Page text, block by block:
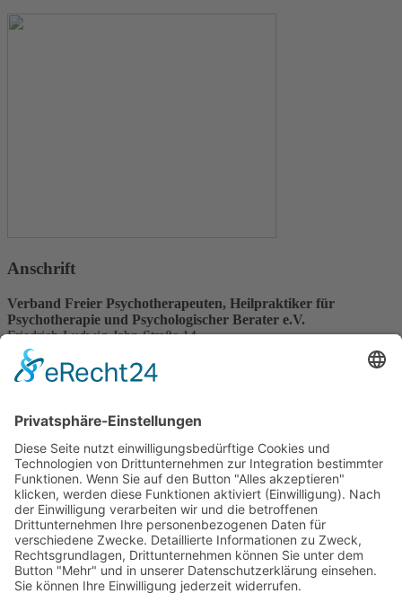
Anschrift
Verband Freier Psychotherapeuten, Heilpraktiker für
Psychotherapie und Psychologischer Berater e.V.
Friedrich-Ludwig-Jahn-Straße 14
31582 Nienburg/Weser
Service-Team
05021-8650320
Diese E-Mail-Adresse ist vor Spambots geschützt! Zur Anzeige
muss JavaScript eingeschaltet sein.
Wir sind Mitglied